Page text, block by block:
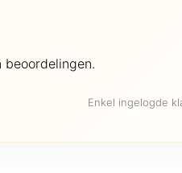
beoordelingen.
Enkel ingelogde